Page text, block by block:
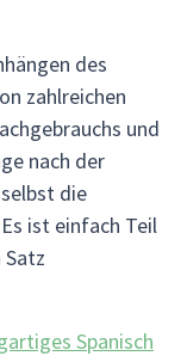
des
zahlreichen
und
nach der
die
ist einfach Teil
Satz
Spanisch